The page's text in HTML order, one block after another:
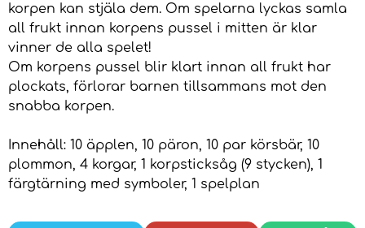
korpen kan stjäla dem. Om spelarna lyckas samla
all frukt innan korpens pussel i mitten är klar
vinner de alla spelet!
Om korpens pussel blir klart innan all frukt har
plockats, förlorar barnen tillsammans mot den
snabba korpen.
Innehåll: 10 äpplen, 10 päron, 10 par körsbär, 10
plommon, 4 korgar, 1 korpsticksåg (9 stycken), 1
färgtärning med symboler, 1 spelplan